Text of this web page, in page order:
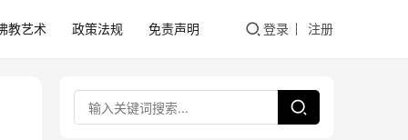
教艺术 政策法规 免责声明 登录 注册